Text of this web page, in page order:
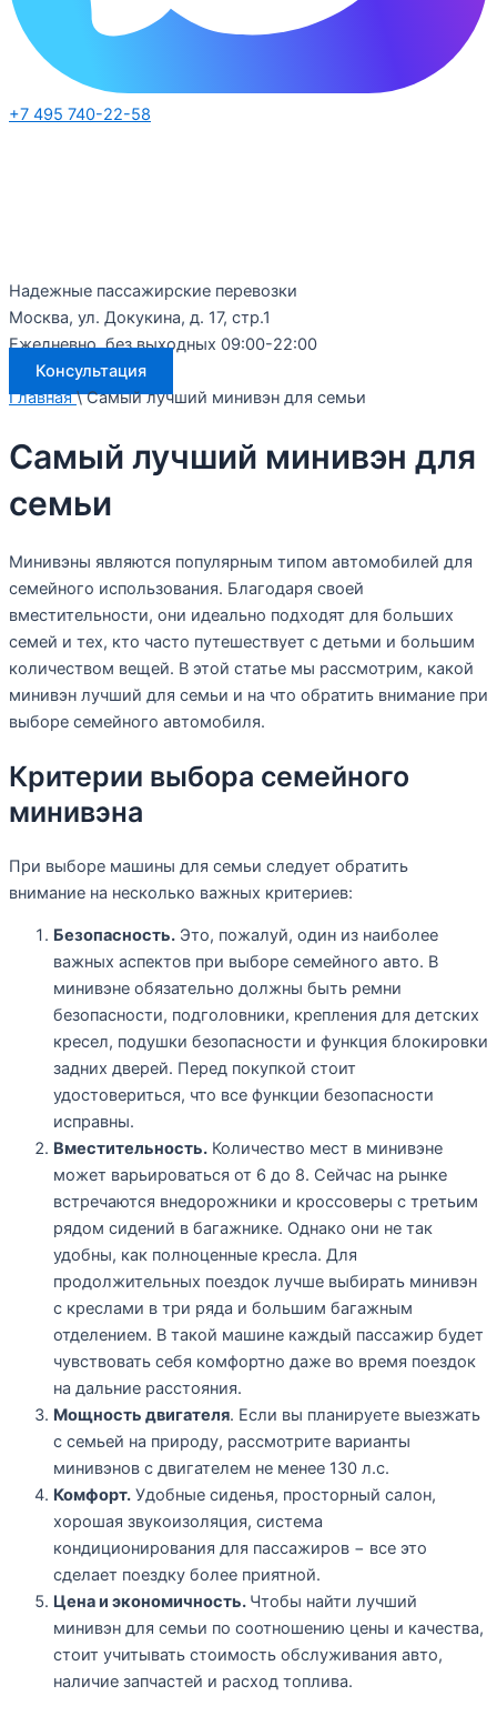
+7 495 740-22-58
Надежные пассажирские перевозки
Москва, ул. Докукина, д. 17, стр.1
Ежедневно, без выходных 09:00-22:00
Консультация
Главная\ Самый лучший минивэн для семьи
Самый лучший минивэн для
семьи
Минивэны являются популярным типом автомобилей для
семейного использования. Благодаря своей
вместительности, они идеально подходят для больших
семей и тех, кто часто путешествует с детьми и большим
количеством вещей. В этой статье мы рассмотрим, какой
минивэн лучший для семьи и на что обратить внимание при
выборе семейного автомобиля.
Критерии выбора семейного
минивэна
При выборе машины для семьи следует обратить
внимание на несколько важных критериев:
Безопасность. Это, пожалуй, один из наиболее
важных аспектов при выборе семейного авто. В
минивэне обязательно должны быть ремни
безопасности, подголовники, крепления для детских
кресел, подушки безопасности и функция блокировки
задних дверей. Перед покупкой стоит
удостовериться, что все функции безопасности
исправны.
Вместительность. Количество мест в минивэне
может варьироваться от 6 до 8. Сейчас на рынке
встречаются внедорожники и кроссоверы с третьим
рядом сидений в багажнике. Однако они не так
удобны, как полноценные кресла. Для
продолжительных поездок лучше выбирать минивэн
с креслами в три ряда и большим багажным
отделением. В такой машине каждый пассажир будет
чувствовать себя комфортно даже во время поездок
на дальние расстояния.
Мощность двигателя. Если вы планируете выезжать
с семьей на природу, рассмотрите варианты
минивэнов с двигателем не менее 130 л.с.
Комфорт. Удобные сиденья, просторный салон,
хорошая звукоизоляция, система
кондиционирования для пассажиров − все это
сделает поездку более приятной.
Цена и экономичность. Чтобы найти лучший
минивэн для семьи по соотношению цены и качества,
стоит учитывать стоимость обслуживания авто,
наличие запчастей и расход топлива.